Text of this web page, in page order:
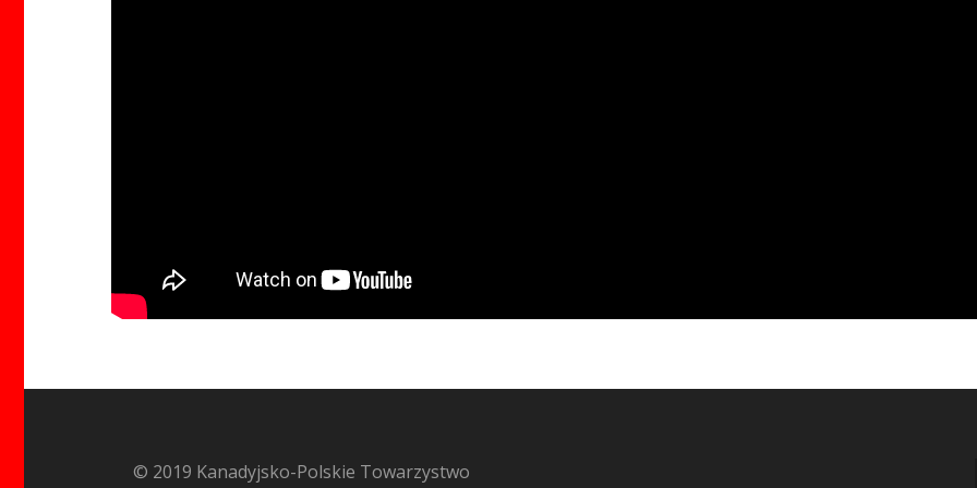
© 2019 Kanadyjsko-Polskie Towarzystwo